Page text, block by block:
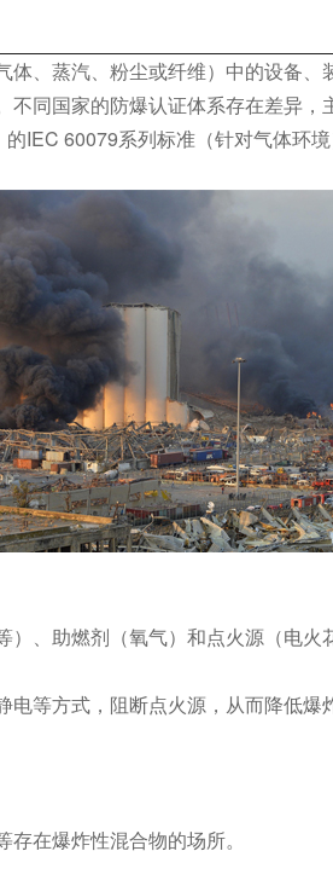
、蒸汽、粉尘或纤维）中的设备、
同国家的防爆认证体系存在差异
IEC 60079系列标准（针对气体环
、助燃剂（氧气）和点火源（电火
等方式，阻断点火源，从而降低爆
在爆炸性混合物的场所。